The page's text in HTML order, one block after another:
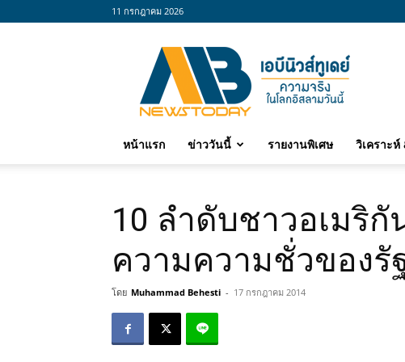
11 กรกฎาคม 2026
abnewstoday
หน้าแรก ข่าววันนี้ รายงานพิเศษ วิเคราะ
10 ลำดับชาวอเมริ
ความความชั่วของรั
โดย Muhammad Behesti - 17 กรกฎาคม 2014